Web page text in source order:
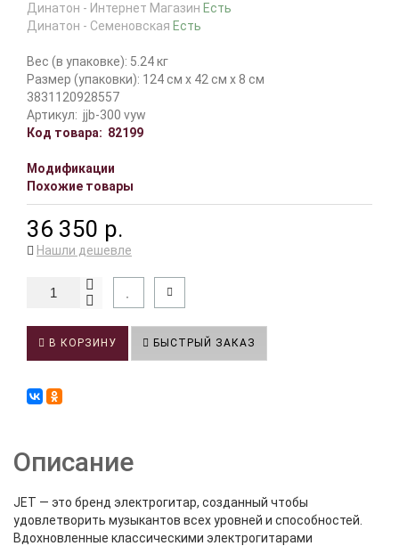
Динатон - Интернет Магазин Есть
Динатон - Семеновская Есть
Вес (в упаковке): 5.24 кг
Размер (упаковки): 124 см x 42 см x 8 см
3831120928557
Артикул: jjb-300 vyw
Код товара: 82199
Модификации
Похожие товары
36 350 р.
Нашли дешевле
В КОРЗИНУ БЫСТРЫЙ ЗАКАЗ
Описание
JET — это бренд электрогитар, созданный чтобы
удовлетворить музыкантов всех уровней и способностей.
Вдохновленные классическими электрогитарами